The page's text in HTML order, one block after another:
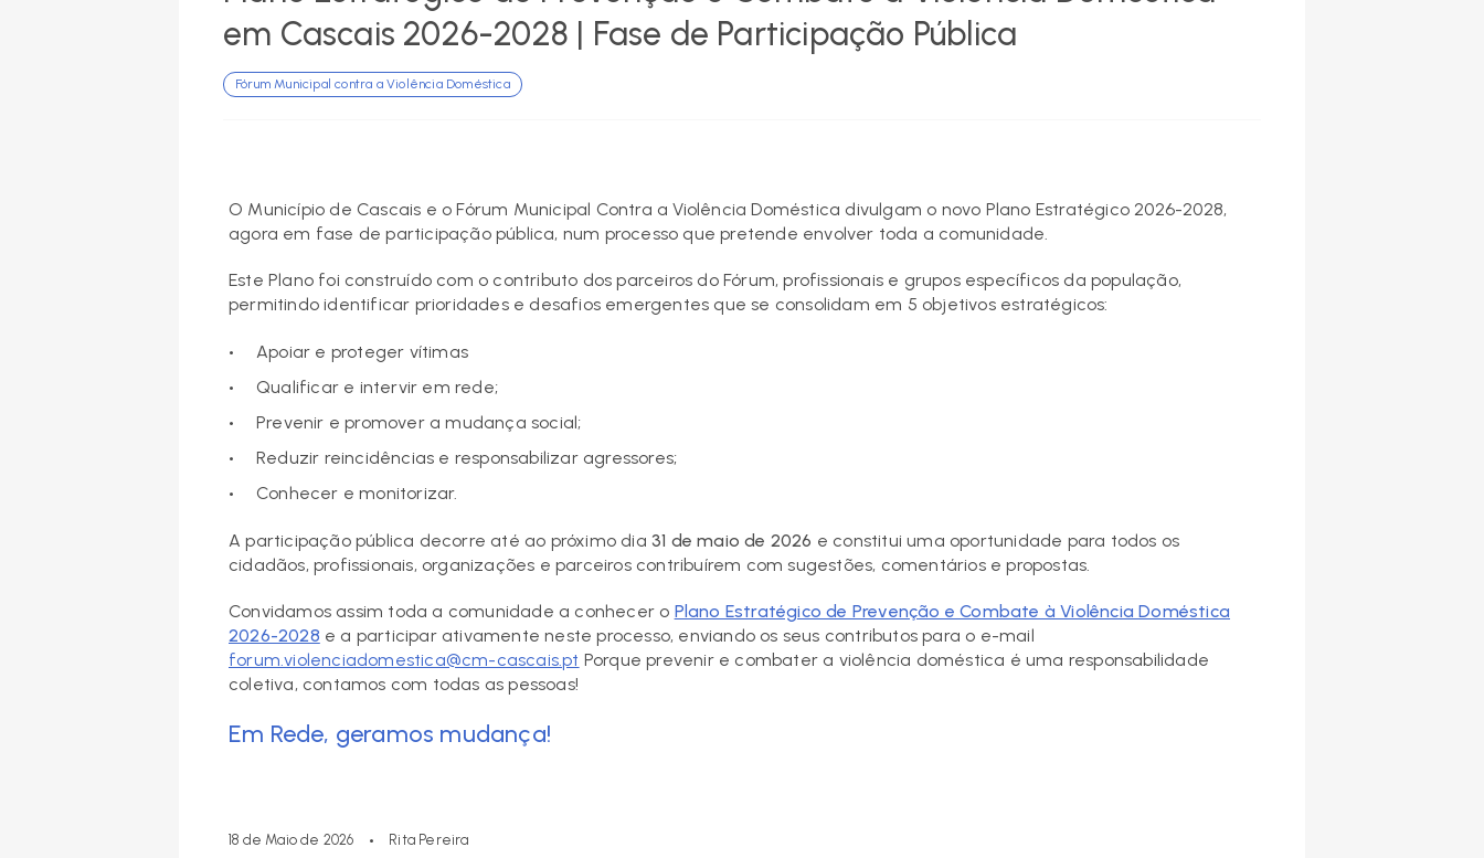
em Cascais 2026-2028 | Fase de Participação Pública
Fórum Municipal contra a Violência Doméstica
O Município de Cascais e o Fórum Municipal Contra a Violência Doméstica divulgam o novo Plano Estratégico 2026-2028,
agora em fase de participação pública, num processo que pretende envolver toda a comunidade.
Este Plano foi construído com o contributo dos parceiros do Fórum, profissionais e grupos específicos da população,
permitindo identificar prioridades e desafios emergentes que se consolidam em 5 objetivos estratégicos:
Apoiar e proteger vítimas
Qualificar e intervir em rede;
Prevenir e promover a mudança social;
Reduzir reincidências e responsabilizar agressores;
Conhecer e monitorizar.
A participação pública decorre até ao próximo dia 31 de maio de 2026 e constitui uma oportunidade para todos os
cidadãos, profissionais, organizações e parceiros contribuírem com sugestões, comentários e propostas.
Convidamos assim toda a comunidade a conhecer o Plano Estratégico de Prevenção e Combate à Violência Doméstica
2026-2028 e a participar ativamente neste processo, enviando os seus contributos para o e-mail
forum.violenciadomestica@cm-cascais.pt Porque prevenir e combater a violência doméstica é uma responsabilidade
coletiva, contamos com todas as pessoas!
Em Rede, geramos mudança!
18 de Maio de 2026 • Rita Pereira